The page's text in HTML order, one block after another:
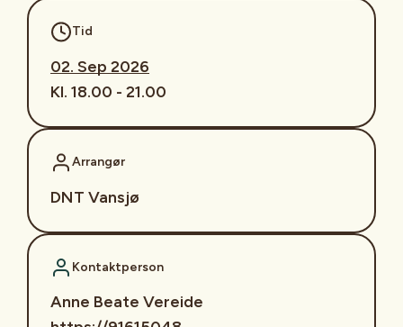
Tid
02. Sep 2026
Kl. 18.00 - 21.00
Arrangør
DNT Vansjø
Kontaktperson
Anne Beate Vereide